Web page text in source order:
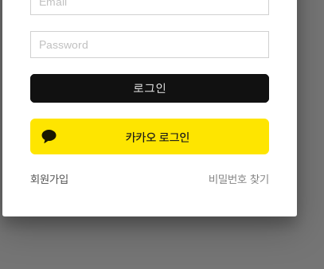
로그인
회원가입 비밀번호 찾기